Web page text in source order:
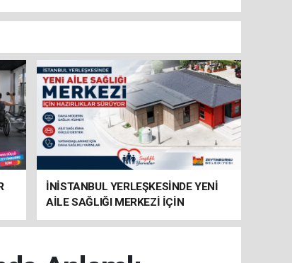
İNİSTANBUL YERLEŞKESİNDE YENİ
AİLE SAĞLIĞI MERKEZİ İÇİN
HAZIRLIKLAR SÜRÜYOR